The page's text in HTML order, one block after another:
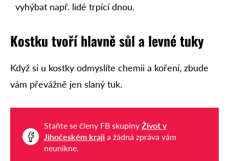
vyhýbat např. lidé trpící dnou.
Kostku tvoří hlavně sůl a levné tuky
Když si u kostky odmyslíte chemii a koření, zbude
vám převážně jen slaný tuk.
Staňte se členy FB skupiny Život v
Jihočeském kraji a žádná zpráva vám
neunikne.